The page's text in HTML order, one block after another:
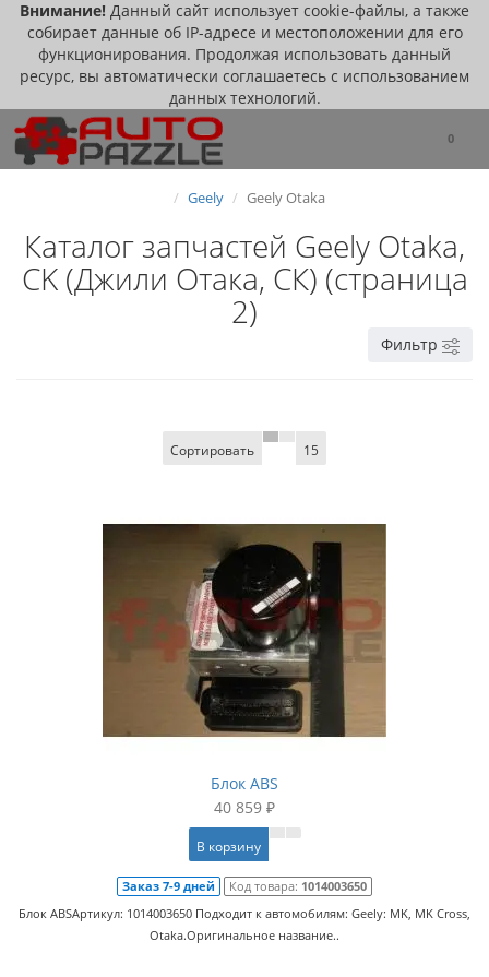
Внимание! Данный сайт использует cookie-файлы, а также
собирает данные об IP-адресе и местоположении для его
функционирования. Продолжая использовать данный
ресурс, вы автоматически соглашаетесь с использованием
данных технологий.
0
Geely Geely Otaka
Каталог запчастей Geely Otaka,
CK (Джили Отака, СК) (страница
2)
Фильтр
Сортировать 15
Блок ABS
40 859 ₽
В корзину
Заказ 7-9 дней Код товара: 1014003650
Блок ABSАртикул: 1014003650 Подходит к автомобилям: Geely: MK, MK Cross,
Otaka.Оригинальное название..